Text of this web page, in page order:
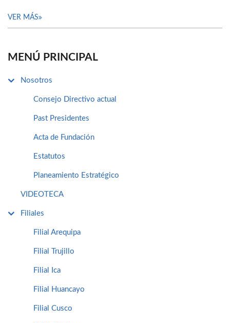
VER MÁS
MENÚ PRINCIPAL
Nosotros
Consejo Directivo actual
Past Presidentes
Acta de Fundación
Estatutos
Planeamiento Estratégico
VIDEOTECA
Filiales
Filial Arequipa
Filial Trujillo
Filial Ica
Filial Huancayo
Filial Cusco